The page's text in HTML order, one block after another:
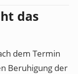
das
dem Termin
Beruhigung der